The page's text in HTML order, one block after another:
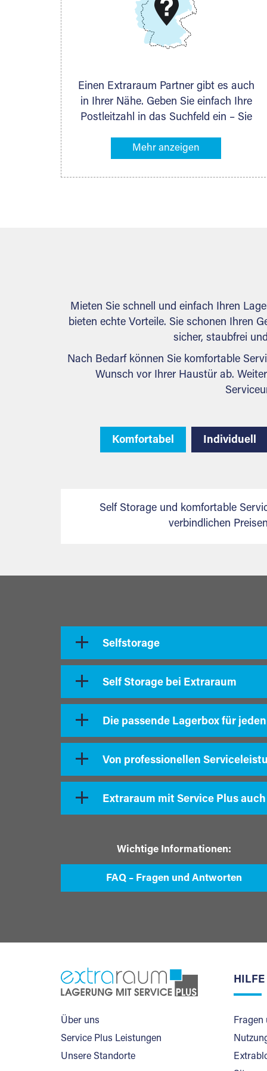
DMG Aktiengesellschaft
Schieferstein 11A
Einen Extraraum Partner gibt es auch
in Ihrer Nähe. Geben Sie einfach Ihre
Postleitzahl in das Suchfeld ein – Sie
Partners mit Lagermöglichkeiten in
können Sie anschließend Ihren
Mieten Sie schnell und einfach Ihren
bieten echte Vorteile. Sie schonen Ihren
sicher, staubfrei
Nach Bedarf können Sie komfortable
Wunsch vor Ihrer Haustür ab.
Komfortabel Individuell
Self Storage und komfortable
verbindlichen
Selfstorage
Self Storage bei Extraraum
Die passende Lagerbox für
Von professionellen
Extraraum mit Service Plus
Wichtige Informationen:
FAQ – Fragen und Antworten
Über uns
Service Plus Leistungen
Unsere Standorte
HILFE